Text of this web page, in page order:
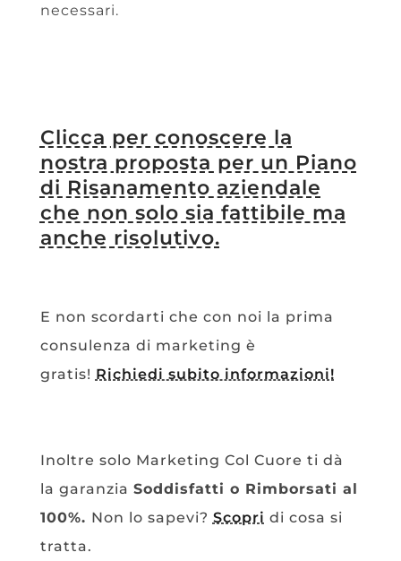
necessari.
Clicca per conoscere la
nostra proposta per un Piano
di Risanamento aziendale
che non solo sia fattibile ma
anche risolutivo.
E non scordarti che con noi la prima
consulenza di marketing è
gratis! Richiedi subito informazioni!
Inoltre solo Marketing Col Cuore ti dà
la garanzia Soddisfatti o Rimborsati al
100%. Non lo sapevi? Scopri di cosa si
tratta.